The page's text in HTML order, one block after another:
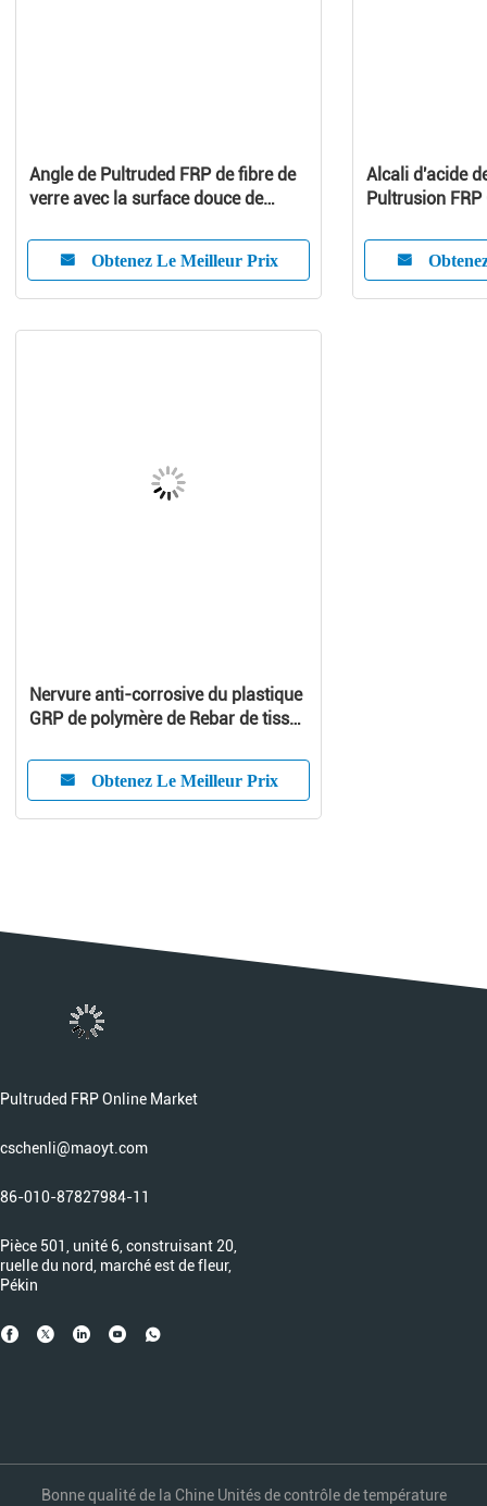
Angle de Pultruded FRP de fibre de
verre avec la surface douce de
Obtenez Le Meilleur Prix
Alcali d'acide
Pultrusion FRP
Nervure anti-corrosive du plastique
GRP de polymère de Rebar de tissu-
Obtenez Le Meilleur Prix
Pultruded FRP Online Market
cschenli@maoyt.com
86-010-87827984-11
Pièce 501, unité 6, construisant 20,
ruelle du nord, marché est de fleur,
Pékin
Bonne qualité de la Chine Unités de contrôle de température